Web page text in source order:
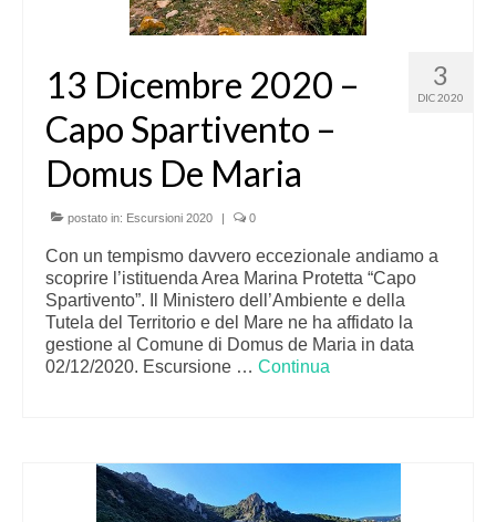
3
DIC 2020
13 Dicembre 2020 –
Capo Spartivento –
Domus De Maria
postato in: Escursioni 2020 | 0
Con un tempismo davvero eccezionale andiamo a
scoprire l’istituenda Area Marina Protetta “Capo
Spartivento”. Il Ministero dell’Ambiente e della
Tutela del Territorio e del Mare ne ha affidato la
gestione al Comune di Domus de Maria in data
02/12/2020. Escursione … Continua